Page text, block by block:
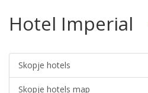
Hotel Imperial
Skopje hotels
Skopje hotels map